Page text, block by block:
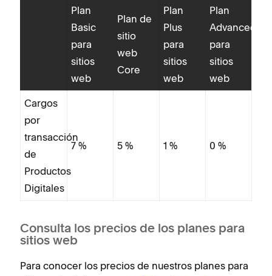
Plan
Basic
para
sitios
web
Plan de
sitio
web
Core
Plan
Plus
para
sitios
web
Plan
Advanced
para
sitios
web
Cargos
por
transacción
de
Productos
Digitales
7 % 5 % 1 % 0 %
Consulta los precios de los planes para
sitios web
Para conocer los precios de nuestros planes para